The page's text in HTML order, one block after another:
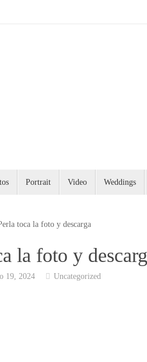
Portrait Video Weddings
toca la foto y descarga
la foto y
19, 2024 Uncategorized